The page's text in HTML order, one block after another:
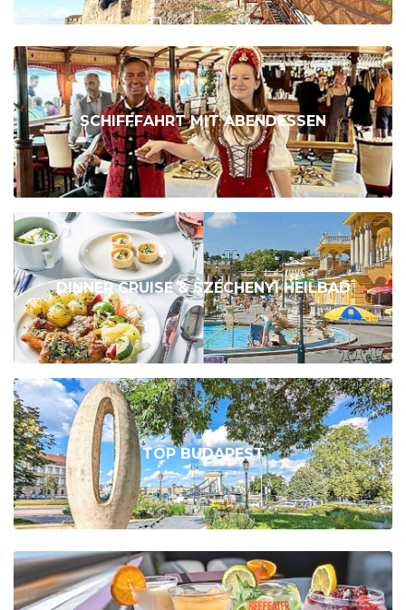
SCHIFFFAHRT MIT ABENDESSEN
DINNER CRUISE & SZÉCHENYI HEILBAD
TOP BUDAPEST